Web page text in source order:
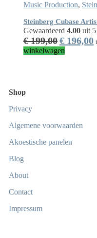
Music Production,
Steinberg Cubase
Gewaardeerd 4.00 uit 5
€199,00€ 196,00
winkelwagen
Shop
Privacy
Algemene voorwaarden
Akoestische panelen
Blog
About
Contact
Impressum